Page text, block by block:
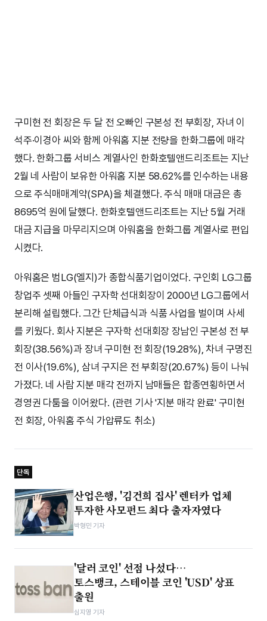
구미현 전 회장은 두 달 전 오빠인 구본성 전 부회장, 자녀 이
석주·이경아 씨와 함께 아워홈 지분 전량을 한화그룹에 매각
했다. 한화그룹 서비스 계열사인 한화호텔앤드리조트는 지난
2월 네 사람이 보유한 아워홈 지분 58.62%를 인수하는 내용
으로 주식매매계약(SPA)을 체결했다. 주식 매매 대금은 총
8695억 원에 달했다. 한화호텔앤드리조트는 지난 5월 거래
대금 지급을 마무리지으며 아워홈을 한화그룹 계열사로 편입
시켰다.
아워홈은 범LG(엘지)가 종합식품기업이었다. 구인회 LG그룹
창업주 셋째 아들인 구자학 선대회장이 2000년 LG그룹에서
분리해 설립했다. 그간 단체급식과 식품 사업을 벌이며 사세
를 키웠다. 회사 지분은 구자학 선대회장 장남인 구본성 전 부
회장(38.56%)과 장녀 구미현 전 회장(19.28%), 차녀 구명진
전 이사(19.6%), 삼녀 구지은 전 부회장(20.67%) 등이 나눠
가졌다. 네 사람 지분 매각 전까지 남매들은 합종연횡하면서
경영권 다툼을 이어왔다. (관련 기사 '지분 매각 완료' 구미현
전 회장, 아워홈 주식 가압류도 취소)
단독
산업은행, '김건희 집사' 렌터카 업체
투자한 사모펀드 최다 출자자였다
박형민 기자
'달러 코인' 선점 나섰다…
토스뱅크, 스테이블 코인 'USD' 상표
출원
심지영 기자